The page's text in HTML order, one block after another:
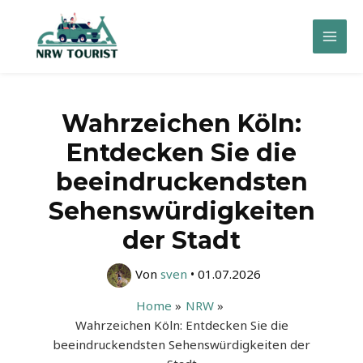
springen
Main
Wahrzeichen Köln:
Entdecken Sie die
beeindruckendsten
Sehenswürdigkeiten
der Stadt
Von sven • 01.07.2026
Home
NRW
Wahrzeichen Köln: Entdecken Sie die
beeindruckendsten Sehenswürdigkeiten der